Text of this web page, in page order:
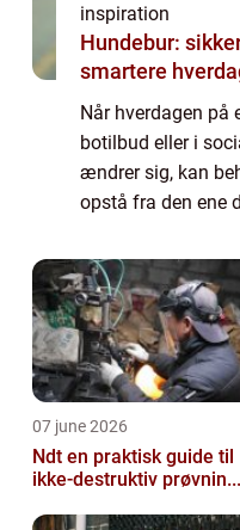
inspiration
Hundebur:
smartere
Når hverdagen på
botilbud eller i
ændrer sig, kan
opstå fra den ene
med øget
hu...
07 june 2026
Ndt en praktisk guide til
ikke-destruktiv prøvnin...